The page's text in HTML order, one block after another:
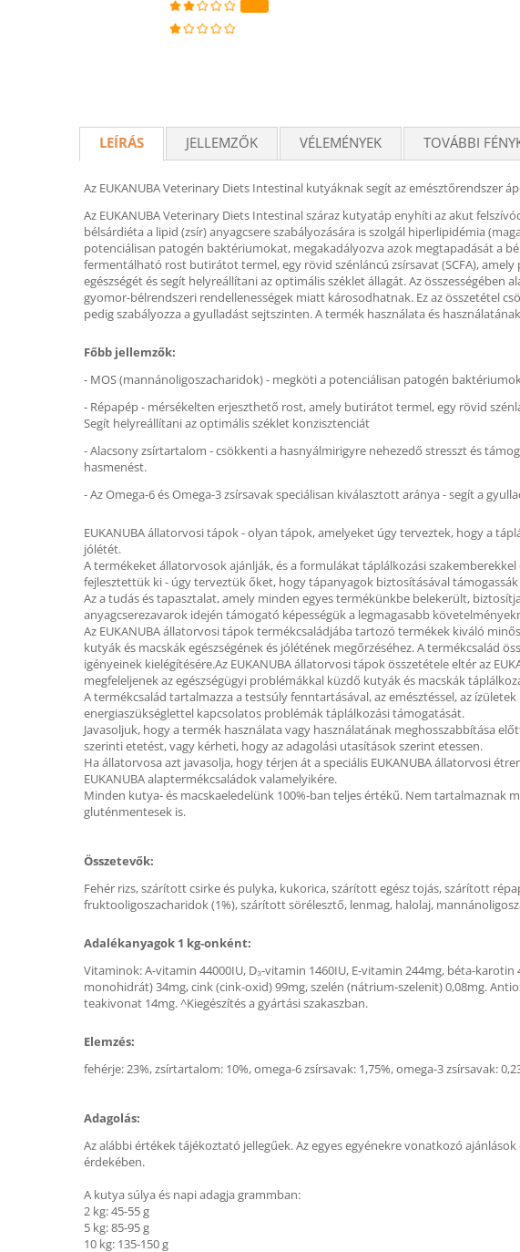
LEÍRÁS JELLEMZŐK VÉLEMÉNYEK TOVÁBBI
Az EUKANUBA Veterinary Diets Intestinal kutyáknak segít az emésztőrendszer
Az EUKANUBA Veterinary Diets Intestinal száraz kutyatáp enyhíti az akut
bélsárdiéta a lipid (zsír) anyagcsere szabályozására is szolgál hiperlipidémia
potenciálisan patogén baktériumokat, megakadályozva azok megtapadását a
fermentálható rost butirátot termel, egy rövid szénláncú zsírsavat (SCFA),
egészségét és segít helyreállítani az optimális széklet állagát. Az
gyomor-bélrendszeri rendellenességek miatt károsodhatnak. Ez az összetétel
pedig szabályozza a gyulladást sejtszinten. A termék használata és
Főbb jellemzők:
- MOS (mannánoligoszacharidok) - megköti a potenciálisan patogén
- Répapép - mérsékelten erjeszthető rost, amely butirátot termel, egy rövid
Segít helyreállítani az optimális széklet konzisztenciát
- Alacsony zsírtartalom - csökkenti a hasnyálmirigyre nehezedő stresszt és
hasmenést.
- Az Omega-6 és Omega-3 zsírsavak speciálisan kiválasztott aránya - segít a
EUKANUBA állatorvosi tápok - olyan tápok, amelyeket úgy terveztek, hogy a
jólétét.
A termékeket állatorvosok ajánlják, és a formulákat táplálkozási
fejlesztettük ki - úgy terveztük őket, hogy tápanyagok biztosításával
Az a tudás és tapasztalat, amely minden egyes termékünkbe belekerült,
anyagcserezavarok idején támogató képességük a legmagasabb
Az EUKANUBA állatorvosi tápok termékcsaládjába tartozó termékek kiváló
kutyák és macskák egészségének és jólétének megőrzéséhez. A termékcsalád
igényeinek kielégítésére.Az EUKANUBA állatorvosi tápok összetétele eltér az
megfeleljenek az egészségügyi problémákkal küzdő kutyák és macskák
A termékcsalád tartalmazza a testsúly fenntartásával, az emésztéssel, az
energiaszükséglettel kapcsolatos problémák táplálkozási támogatását.
Javasoljuk, hogy a termék használata vagy használatának meghosszabbítása
szerinti etetést, vagy kérheti, hogy az adagolási utasítások szerint etessen.
Ha állatorvosa azt javasolja, hogy térjen át a speciális EUKANUBA állatorvosi
EUKANUBA alaptermékcsaládok valamelyikére.
Minden kutya- és macskaeledelünk 100%-ban teljes értékű. Nem tartalmaznak
gluténmentesek is.
Összetevők:
Fehér rizs, szárított csirke és pulyka, kukorica, szárított egész tojás, szárított
fruktooligoszacharidok (1%), szárított sörélesztő, lenmag, halolaj,
Adalékanyagok 1 kg-onként:
Vitaminok: A-vitamin 44000IU, D₃-vitamin 1460IU, E-vitamin 244mg, béta-
monohidrát) 34mg, cink (cink-oxid) 99mg, szelén (nátrium-szelenit) 0,08mg.
teakivonat 14mg. ^Kiegészítés a gyártási szakaszban.
Elemzés:
fehérje: 23%, zsírtartalom: 10%, omega-6 zsírsavak: 1,75%, omega-3 zsírsavak:
Adagolás:
Az alábbi értékek tájékoztató jellegűek. Az egyes egyénekre vonatkozó
érdekében.
A kutya súlya és napi adagja grammban:
2 kg: 45-55 g
5 kg: 85-95 g
10 kg: 135-150 g